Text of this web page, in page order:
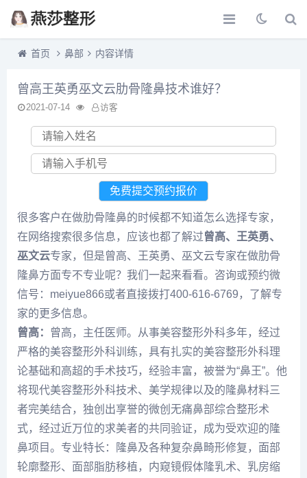
首页 鼻部 内容详情
曾高王英勇巫文云肋骨隆鼻技术谁好？
2021-07-14 访客
很多客户在做肋骨隆鼻的时候都不知道怎么选择专家，
在网络搜索很多信息，应该也都了解过曾高、王英勇、
巫文云专家，但是曾高、王英勇、巫文云专家在做肋骨
隆鼻方面专不专业呢？我们一起来看看。咨询或预约微
信号：meiyue866或者直接拨打400-616-6769，了解专
家的更多信息。
曾高：
曾高，主任医师。从事美容整形外科多年，经过
严格的美容整形外科训练，具有扎实的美容整形外科理
论基础和高超的手术技巧，经验丰富，被誉为“鼻王”。他
将现代美容整形外科技术、美学规律以及的隆鼻材料三
者完美结合，独创出享誉的微创无痛鼻部综合整形术
式，经过近万位的求美者的共同验证，成为受欢迎的隆
鼻项目。专业特长：隆鼻及各种复杂鼻畸形修复，面部
轮廓整形、面部脂肪移植，内窥镜假体隆乳术、乳房缩